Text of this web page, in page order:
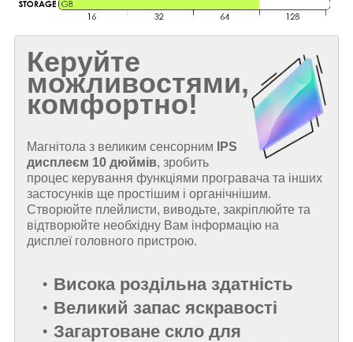
Керуйте
можливостями,
комфортно!
Магнітола з великим сенсорним
IPS
дисплеєм 10 дюймів, зробить
процес керування функціями програвача та інших
застосунків ще простішим і органічнішим.
Створюйте плейлисти, виводьте, закріплюйте та
відтворюйте необхідну Вам інформацію на
дисплеї головного пристрою.
Висока роздільна здатність
Великий запас яскравості
Загартоване скло для